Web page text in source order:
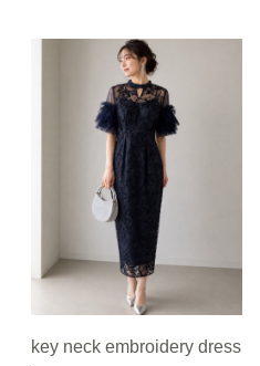
key neck embroidery dress